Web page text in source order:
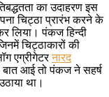
का उदाहरण इस
चिट्ठा प्रारंभ करने के
लिया। पंकज हिन्दी
चिट्ठाकारों की
एग्रीगेटरनारद
बात आई तो पंकज ने सहर्ष
था।